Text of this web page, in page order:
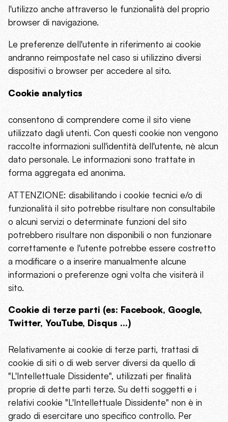
l'utilizzo anche attraverso le funzionalità del proprio
browser di navigazione.
Le preferenze dell'utente in riferimento ai cookie
andranno reimpostate nel caso si utilizzino diversi
dispositivi o browser per accedere al sito.
Cookie analytics
consentono di comprendere come il sito viene
utilizzato dagli utenti. Con questi cookie non vengono
raccolte informazioni sull'identità dell'utente, nè alcun
dato personale. Le informazioni sono trattate in
forma aggregata ed anonima.
ATTENZIONE: disabilitando i cookie tecnici e/o di
funzionalità il sito potrebbe risultare non consultabile
o alcuni servizi o determinate funzioni del sito
potrebbero risultare non disponibili o non funzionare
correttamente e l'utente potrebbe essere costretto
a modificare o a inserire manualmente alcune
informazioni o preferenze ogni volta che visiterà il
sito.
Cookie di terze parti (es: Facebook, Google,
Twitter, YouTube, Disqus ...)
Relativamente ai cookie di terze parti, trattasi di
cookie di siti o di web server diversi da quello di
"L'Intellettuale Dissidente", utilizzati per finalità
proprie di dette parti terze. Su detti soggetti e i
relativi cookie "L'Intellettuale Dissidente" non è in
grado di esercitare uno specifico controllo. Per